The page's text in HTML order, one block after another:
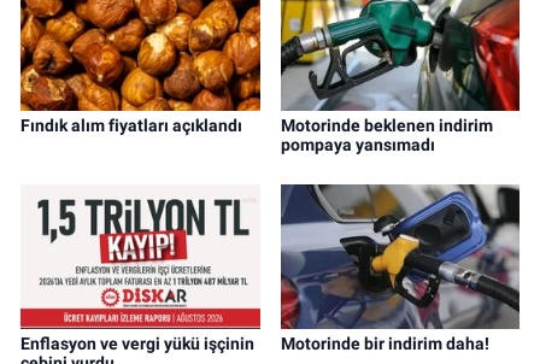
Fındık alım fiyatları açıklandı
Motorinde beklenen indirim
pompaya yansımadı
Enflasyon ve vergi yükü işçinin
Motorinde bir indirim daha!